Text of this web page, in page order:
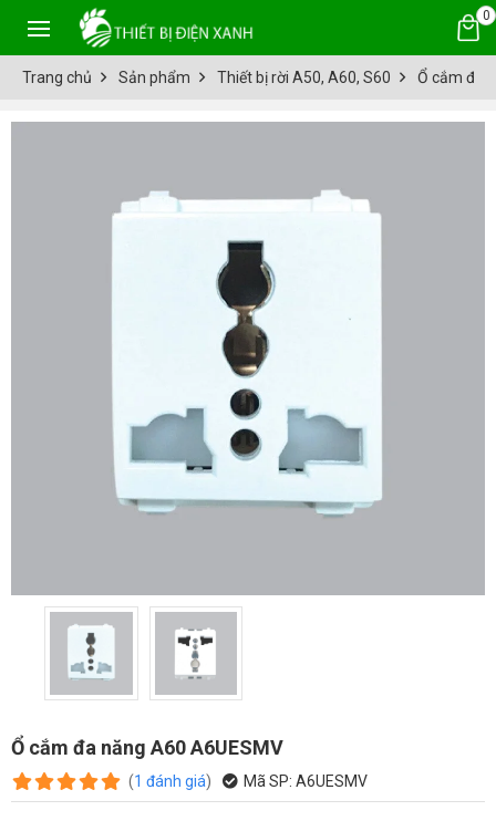
0
Trang chủ Sản phẩm Thiết bị rời A50, A60, S60 Ổ cắm đa
Ổ cắm đa năng A60 A6UESMV
(1 đánh giá) Mã SP: A6UESMV